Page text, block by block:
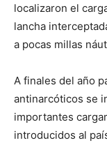
localizaron el
lancha
a pocas millas
A finales del año
antinarcóticos se
importantes
introducidos al